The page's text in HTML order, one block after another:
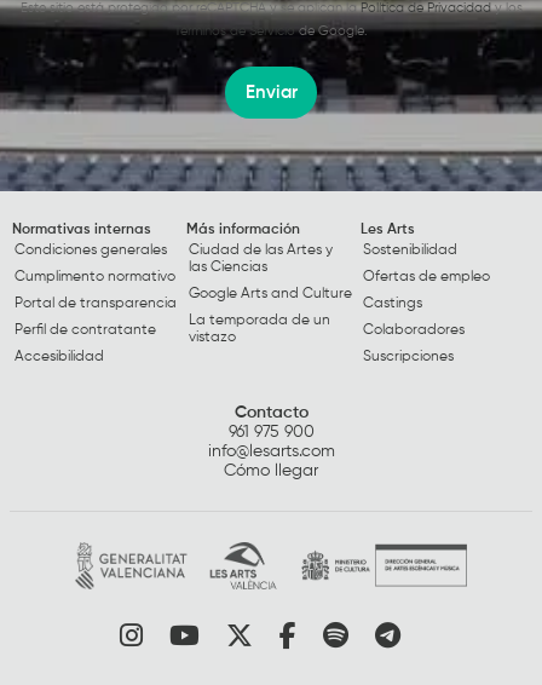
Este sitio está protegido por reCAPTCHA y se aplican laPolítica de Privacidady los
Términos de Serviciode Google.
Enviar
Normativas internas
Condiciones generales
Cumplimento normativo
Portal de transparencia
Perfil de contratante
Accesibilidad
Más información
Ciudad de las Artes y
las Ciencias
Google Arts and Culture
La temporada de un
vistazo
Les Arts
Sostenibilidad
Ofertas de empleo
Castings
Colaboradores
Suscripciones
Contacto
961 975 900
info@lesarts.com
Cómo llegar
Link a instagram
Link a youtube
Link a twitter
Link a facebook
Link a spotify
Link a